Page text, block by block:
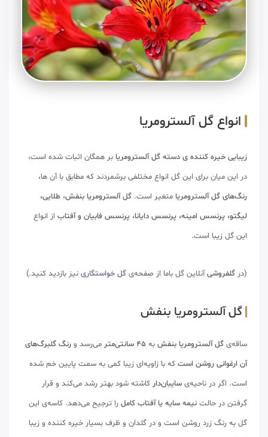
انواع گل آلسترومریا
زیبایی خیره کننده ی دسته گل آلسترومریا بر همگان اثبات شده است،
در این میان برای این گل انواع مختلفی برشمردند که مطابق با آن ها،
رنگ‌های گل آلسترومریا متغیر است. گل آلسترومریا بنفش، طلایی،
لیگتو، پرنسس امینه، پرنسس دایانا، پرنسس فابیان و آفتاب از انواع
این گل زیبا است.
(در گلفروشیآنلاین گل باما از صفحه‌ی گل خواستگاری نیز بازدید کنید.)
گل آلسترومریا بنفش
ساقه‌ی گل آلسترومریا بنفش به 45 سانتی‌متر می‌رسد و رنگ گلبرگ‌های
آن ارغوانی روشن است که با زاویه‌ای زیبا کمی به سمت پایین خم شده
است. اگر در ناحیه‌ی سایبان‌دار کاشته شود بهتر رشد می‌کند و قرار
گرفتن در حالت نیمه سایه یا آفتاب کامل را ترجیح می‌دهد. کاسه‌ی این
گل به رنگ زرد روشن است و در گلدان و ظرف بسیار خیره کننده و زیبا